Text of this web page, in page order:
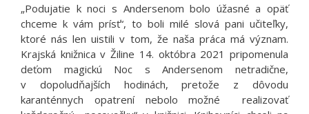
„Podujatie k noci s Andersenom bolo úžasné a opäť
chceme k vám prísť“, to boli milé slová pani učiteľky,
ktoré nás len uistili v tom, že naša práca má význam.
Krajská knižnica v Žiline 14. októbra 2021 pripomenula
deťom magickú Noc s Andersenom netradične,
v dopoludňajších hodinách, pretože z dôvodu
karanténnych opatrení nebolo možné realizovať